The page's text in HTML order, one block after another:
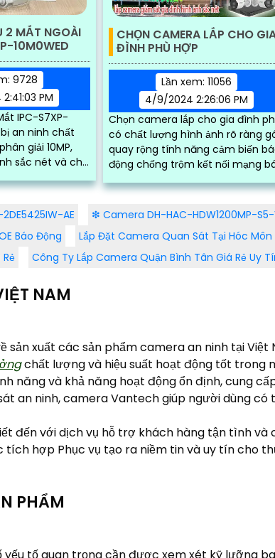
2 MẮT NGOÀI
10M0WED
9728
PM
IPC-S7XP-
bị an ninh chất
giải 10MP,
sắc nét và chi
cung cấp
CHỌN CAMERA LẮP CHO
ĐÌNH PHÙ HỢP
Lần xem: 11056
4/9/2024 2:26:06 PM
Chọn camera lắp cho gia đình
có chất lượng hình ảnh rõ ràng
quay rộng tính năng cảm biến
động chống trộm kết nối mạng
động chống trộm qua điện thoại
đặt biệc...
AE
❇ Camera DH-HAC-HDW1200MP-S5-
Báo Động
Lắp Đặt Camera Quan Sát Tại Hóc Môn
Công Ty Lắp Camera Quận Bình Tân Giá Rẻ Uy
NAM
xuất các sản phẩm camera an ninh tại
chất lượng và hiệu suất hoạt động tốt trong
năng và khả năng hoạt động ổn định, cung
an ninh, camera Vantech giúp người dùng có
đến với dịch vụ hỗ trợ khách hàng tận tình và
hợp Phục vụ tạo ra niềm tin và uy tín cho
PHẨM